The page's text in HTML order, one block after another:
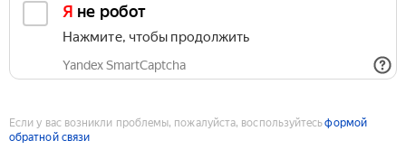
Я не робот
Нажмите, чтобы продолжить
Yandex SmartCaptcha
Если у вас возникли проблемы, пожалуйста, воспользуйтесьформой
обратной связи